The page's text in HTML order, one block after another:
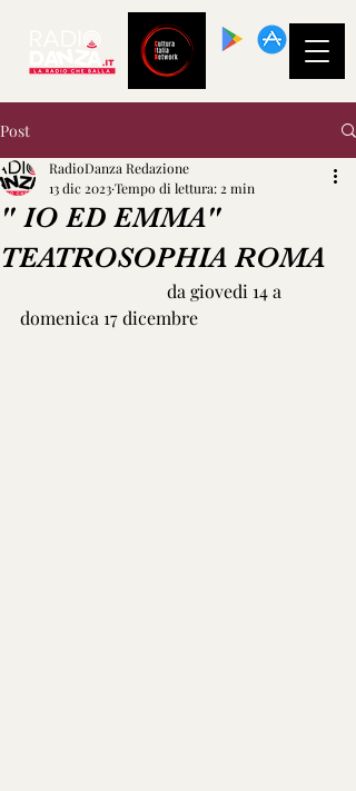
Post
" IO ED EMMA"
TEATROSOPHIA ROMA
RadioDanza Redazione
13 dic 2023Tempo di lettura: 2 min
domenica 17 dicembre